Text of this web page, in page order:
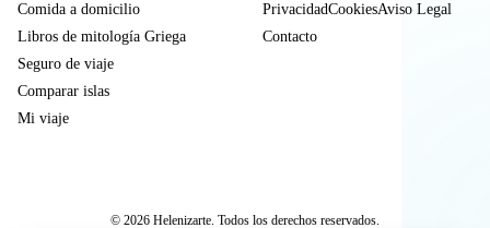
Comida a domicilio
Libros de mitología Griega
Seguro de viaje
Comparar islas
Mi viaje
PrivacidadCookiesAviso Legal
Contacto
© 2026 Helenizarte. Todos los derechos reservados.